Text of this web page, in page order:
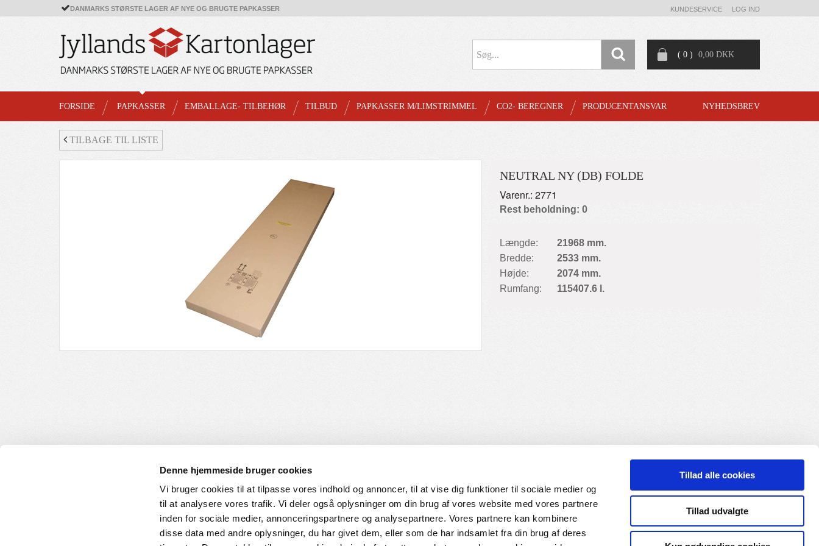
Denne hjemmeside bruger cookies
Vi bruger cookies til at tilpasse vores indhold og annoncer, til at vise dig funktioner til sociale medier og
til at analysere vores trafik. Vi deler også oplysninger om din brug af vores website med vores partnere
inden for sociale medier, annonceringspartnere og analysepartnere. Vores partnere kan kombinere
disse data med andre oplysninger, du har givet dem, eller som de har indsamlet fra din brug af deres
Tillad alle cookies
Tillad udvalgte
DANMARKS STØRSTE LAGER AF NYE OG BRUGTE PAPKASSER KUNDESERVICE LOG IND
( 0 ) 0,00 DKK
FORSIDE PAPKASSER EMBALLAGE- TILBEHØR TILBUD PAPKASSER M/LIMSTRIMMEL CO2- BEREGNER PRODUCENTANSVAR NYHEDSBREV
TILBAGE TIL LISTE
NEUTRAL NY (DB) FOLDE
Varenr.: 2771
Rest beholdning: 0
Længde:
21968 mm.
Bredde:
2533 mm.
Højde:
2074 mm.
Rumfang:
115407.6 l.
KUNDESERVICE
Handelsbetingelser
HVORDAN HANDLER DU
Login til web-shop